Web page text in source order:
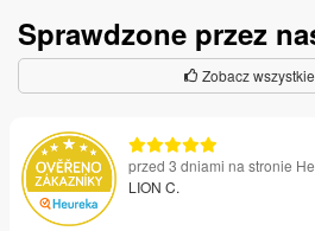
Sprawdzone przez
Zobacz
przed 3 dniami na stronie
LION C.